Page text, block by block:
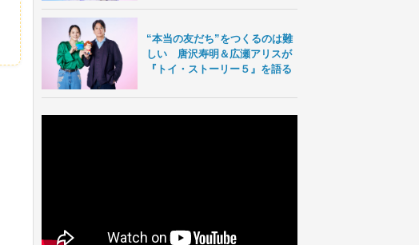
“本当の友だち”をつくるのは難
しい 唐沢寿明＆広瀬アリスが
『トイ・ストーリー５』を語る